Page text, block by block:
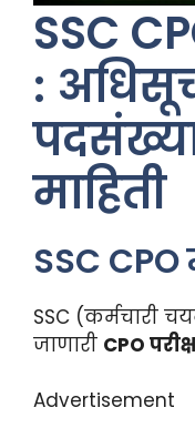
SSC
:
माहिती
SSC
SSC (कर्मचारी
जाणारी CPO
Advertisement